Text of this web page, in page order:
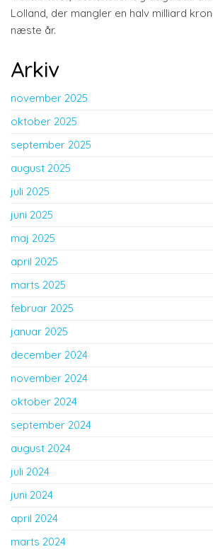
Lolland, der mangler en halv milliard
næste år.
Arkiv
november 2025
oktober 2025
september 2025
august 2025
juli 2025
juni 2025
maj 2025
april 2025
marts 2025
februar 2025
januar 2025
december 2024
november 2024
oktober 2024
september 2024
august 2024
juli 2024
juni 2024
april 2024
marts 2024